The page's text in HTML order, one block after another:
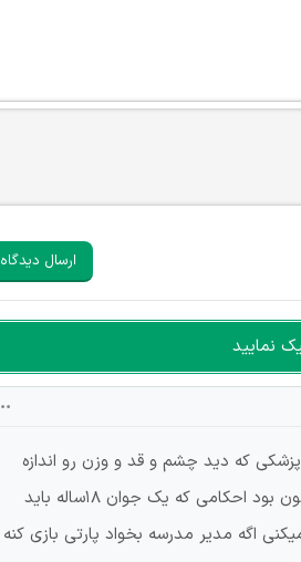
ارسال دیدگاه
نمایید
پزشکی که دید چشم و قد و وزن رو اندازه
گرفتن ولی مو و دندان رو از خودم پرسیدن بعدش رفتم مصاحبه عمومی که سوالات اعتقادی و سیاسی پرسیدن از نظر من که خیلی آسون بود احکامی که یک جوان ۱۸ساله باید
باشه چیکار میکنی اگه مدیر مدرسه بخواد پارتی بازی کنه